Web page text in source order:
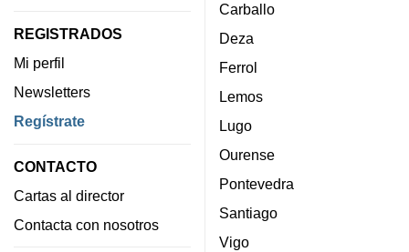
REGISTRADOS
Mi perfil
Newsletters
Regístrate
CONTACTO
Cartas al director
Contacta con nosotros
Carballo
Deza
Ferrol
Lemos
Lugo
Ourense
Pontevedra
Santiago
Vigo